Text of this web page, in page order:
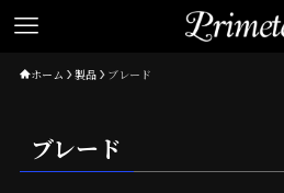
ホーム 製品 ブレード
ブレード